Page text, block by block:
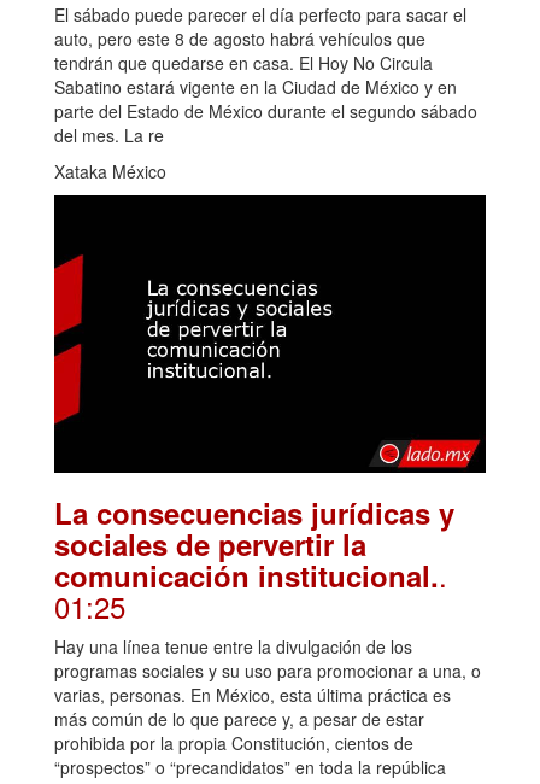
El sábado puede parecer el día perfecto para sacar el
auto, pero este 8 de agosto habrá vehículos que
tendrán que quedarse en casa. El Hoy No Circula
Sabatino estará vigente en la Ciudad de México y en
parte del Estado de México durante el segundo sábado
del mes. La re
Xataka México
La consecuencias jurídicas y
sociales de pervertir la
comunicación institucional..
01:25
Hay una línea tenue entre la divulgación de los
programas sociales y su uso para promocionar a una, o
varias, personas. En México, esta última práctica es
más común de lo que parece y, a pesar de estar
prohibida por la propia Constitución, cientos de
“prospectos” o “precandidatos” en toda la república